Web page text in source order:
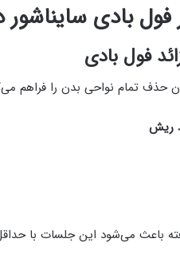
فول بادی
ریش
باعث می‌شود این جلسات با